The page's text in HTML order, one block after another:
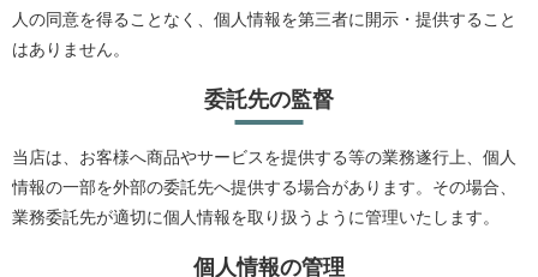
人の同意を得ることなく、個人情報を第三者に開示・提供すること
はありません。
委託先の監督
当店は、お客様へ商品やサービスを提供する等の業務遂行上、個人
情報の一部を外部の委託先へ提供する場合があります。その場合、
業務委託先が適切に個人情報を取り扱うように管理いたします。
個人情報の管理